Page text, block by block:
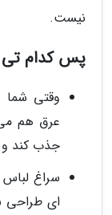
نیست.
پس کدام
وقتی شما
عرق هم
جذب کند
سراغ
ای طراحی